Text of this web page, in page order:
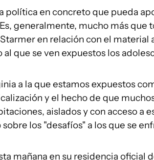
política en concreto que pueda
generalmente, mucho más que
en relación con el material
que se ven expuestos los
a la que estamos expuestos
y el hecho de que
aislados y con acceso a
los "desafíos" a los que se
mañana en su residencia oficial